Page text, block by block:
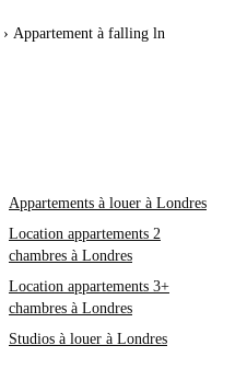
› Appartement à falling ln
Appartements à louer à Londres
Location appartements 2
chambres à Londres
Location appartements 3+
chambres à Londres
Studios à louer à Londres